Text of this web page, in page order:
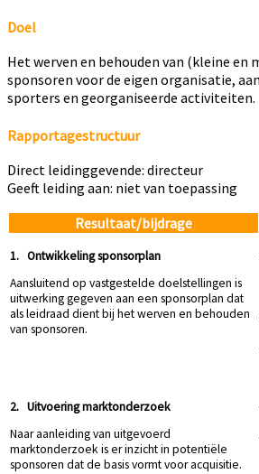
Doel
Het werven en behouden van (kleine en
sponsoren voor de eigen organisatie,
sporters en georganiseerde activiteiten.
Rapportagestructuur
Direct leidinggevende: directeur
Geeft leiding aan: niet van toepassing
Resultaat/bijdrage
1. Ontwikkeling sponsorplan
Aansluitend op vastgestelde doelstellingen is
uitwerking gegeven aan een sponsorplan dat
als leidraad dient bij het werven en behouden
van sponsoren.
2. Uitvoering marktonderzoek
Naar aanleiding van uitgevoerd
marktonderzoek is er inzicht in potentiële
sponsoren dat de basis vormt voor acquisitie.